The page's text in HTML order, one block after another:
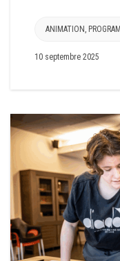
ANIMATION
10 septembre 2025